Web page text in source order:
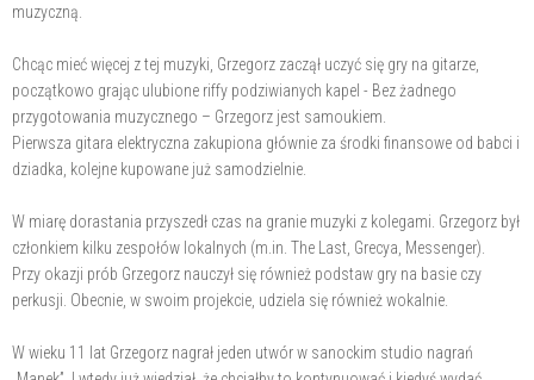
muzyczną.
Chcąc mieć więcej z tej muzyki, Grzegorz zaczął uczyć się gry na gitarze,
początkowo grając ulubione riffy podziwianych kapel - Bez żadnego
przygotowania muzycznego – Grzegorz jest samoukiem.
Pierwsza gitara elektryczna zakupiona głównie za środki finansowe od babci i
dziadka, kolejne kupowane już samodzielnie.
W miarę dorastania przyszedł czas na granie muzyki z kolegami. Grzegorz był
członkiem kilku zespołów lokalnych (m.in. The Last, Grecya, Messenger).
Przy okazji prób Grzegorz nauczył się również podstaw gry na basie czy
perkusji. Obecnie, w swoim projekcie, udziela się również wokalnie.
W wieku 11 lat Grzegorz nagrał jeden utwór w sanockim studio nagrań